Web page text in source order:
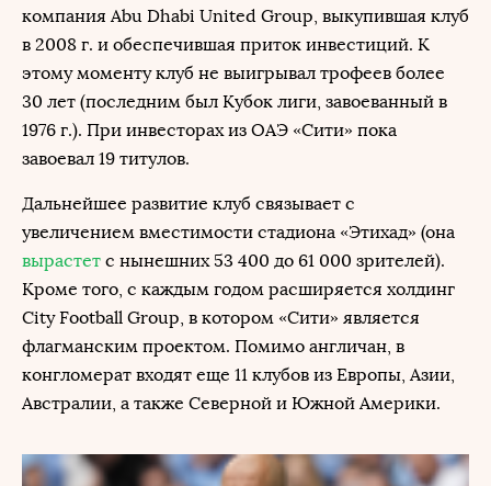
компания Abu Dhabi United Group, выкупившая клуб
в 2008 г. и обеспечившая приток инвестиций. К
этому моменту клуб не выигрывал трофеев более
30 лет (последним был Кубок лиги, завоеванный в
1976 г.). При инвесторах из ОАЭ «Сити» пока
завоевал 19 титулов.
Дальнейшее развитие клуб связывает с
увеличением вместимости стадиона «Этихад» (она
вырастет с нынешних 53 400 до 61 000 зрителей).
Кроме того, с каждым годом расширяется холдинг
City Football Group, в котором «Сити» является
флагманским проектом. Помимо англичан, в
конгломерат входят еще 11 клубов из Европы, Азии,
Австралии, а также Северной и Южной Америки.